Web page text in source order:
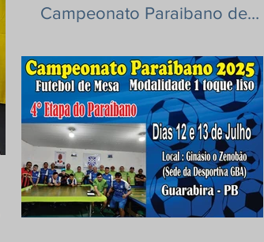
Campeonato Paraibano de
Paraibana!